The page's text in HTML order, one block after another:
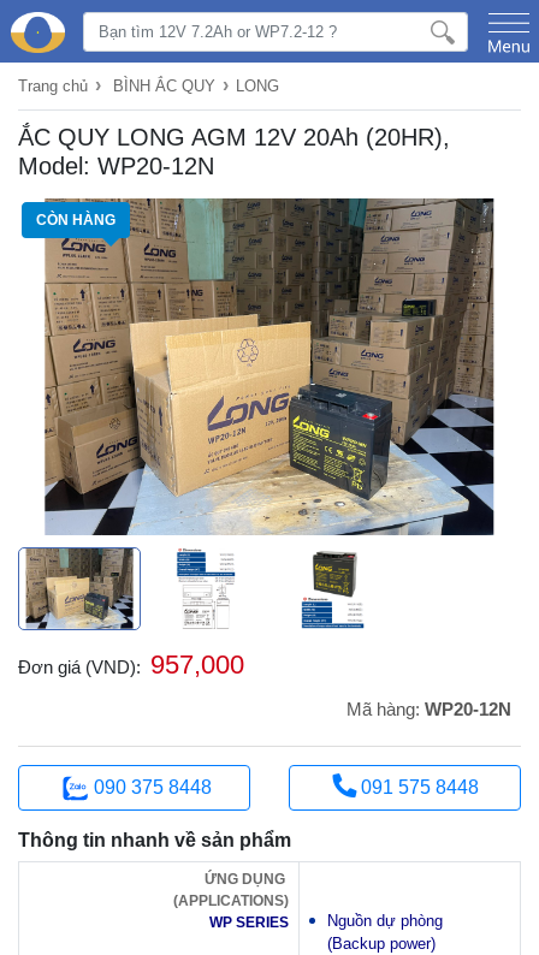
Trang chủ › BÌNH ẮC QUY › LONG
ẮC QUY LONG AGM 12V 20Ah (20HR),
Model: WP20-12N
CÒN HÀNG
Đơn giá (VND): 957,000
Mã hàng: WP20-12N
090 375 8448 091 575 8448
Thông tin nhanh về sản phẩm
ỨNG DỤNG
(APPLICATIONS)
WP SERIES
Nguồn dự phòng
(Backup power)